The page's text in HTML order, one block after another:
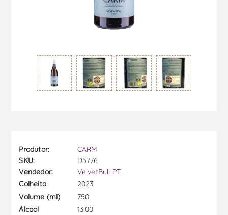
Produtor:
CARM
SKU:
D5776
Vendedor:
VelvetBull PT
Colheita
2023
Volume (ml)
750
Álcool
13.00